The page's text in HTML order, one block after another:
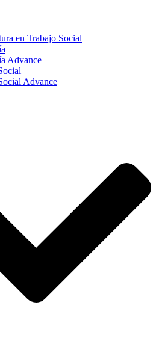
en Trabajo Social
Advance
Advance